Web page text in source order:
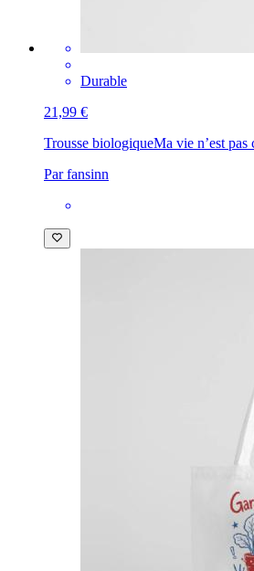
Durable
21,99 €
Trousse biologiqueMa vie n’est pas
Par fansinn